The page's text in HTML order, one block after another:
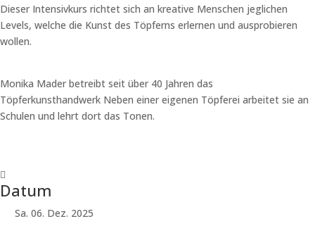
Dieser Intensivkurs richtet sich an kreative Menschen jeglichen
Levels, welche die Kunst des Töpferns erlernen und ausprobieren
wollen.
Monika Mader betreibt seit über 40 Jahren das
Töpferkunsthandwerk Neben einer eigenen Töpferei arbeitet sie an
Schulen und lehrt dort das Tonen.
Datum
Sa. 06. Dez. 2025